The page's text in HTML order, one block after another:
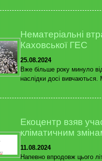
Нематеріальні
Каховської ГЕС
25.08.2024
Вже більше року минуло
наслідки досі вивчаються.
Екоцентр взяв
кліматичним
11.08.2024
Напевно впродовж цього